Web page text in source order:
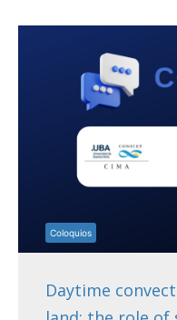
Coloquios
Daytime